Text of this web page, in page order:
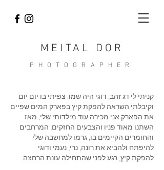
MEITAL DOR
PHOTOGRAPHER
קניתי לי דג זהב, דוגי היה שמו. צפיתי בו יום יום
וקיבלתי השראה להפקת קיץ בפארק המים שפיים
את הפארק אני מכירה עוד מילדותי שלי, מאז
השתנו מאוד פניו והצבעים החזקים, המרחבים
והחומרים הקיימים בו, גרמו למחשבה שלי
להיפתח ולהביא את רונה, נרי, נעמי ודוגי
להפקת קיץ, רגע לפני שהתחילה עונת הרחצה